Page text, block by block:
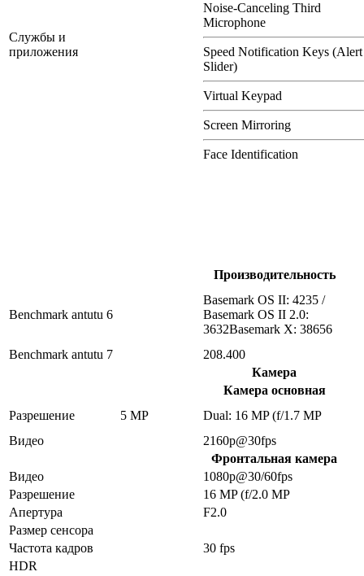
Службы и
приложения
Noise-Canceling Third
Microphone
Speed Notification Keys (Alert
Slider)
Virtual Keypad
Screen Mirroring
Face Identification
Производительность
Benchmark antutu 6
Basemark OS II: 4235 /
Basemark OS II 2.0:
3632Basemark X: 38656
Benchmark antutu 7
208.400
Камера
Камера основная
Разрешение
5 MP
Dual: 16 MP (f/1.7 MP
Видео
2160p@30fps
Фронтальная камера
Видео
1080p@30/60fps
Разрешение
16 MP (f/2.0 MP
Апертура
F2.0
Размер сенсора
Частота кадров
30 fps
HDR